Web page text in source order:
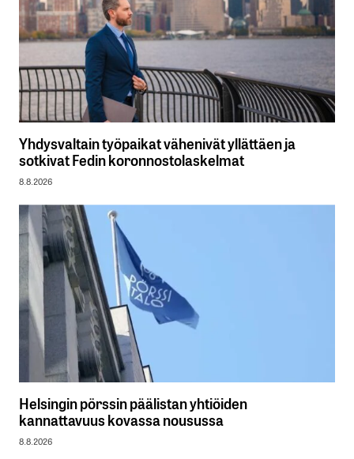
Yhdysvaltain työpaikat vähenivät yllättäen ja
sotkivat Fedin koronnostolaskelmat
8.8.2026
Helsingin pörssin päälistan yhtiöiden
kannattavuus kovassa nousussa
8.8.2026